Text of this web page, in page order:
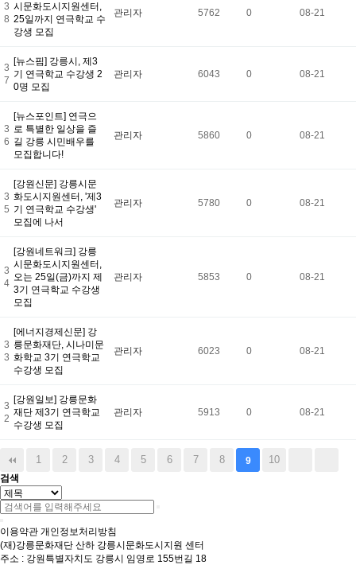
3
8
시문화도시지원센터,
25일까지 연극학교 수
강생 모집
관리자 5762 0 08-21
3
7
[뉴스핌] 강릉시, 제3
기 연극학교 수강생 2
0명 모집
관리자 6043 0 08-21
3
6
[뉴스포인트] 연극으
로 특별한 일상을 즐
길 강릉 시민배우를
모집합니다!
관리자 5860 0 08-21
3
5
[강원신문] 강릉시문
화도시지원센터, '제3
기 연극학교 수강생'
모집에 나서
관리자 5780 0 08-21
3
4
[강원네트워크] 강릉
시문화도시지원센터,
오는 25일(금)까지 제
3기 연극학교 수강생
모집
관리자 5853 0 08-21
3
3
[에너지경제신문] 강
릉문화재단, 시나미문
화학교 3기 연극학교
수강생 모집
관리자 6023 0 08-21
3
2
[강원일보] 강릉문화
재단 제3기 연극학교
수강생 모집
관리자 5913 0 08-21
1 2 3 4 5 6 7 8 9 10
검색
이용약관 개인정보처리방침
(재)강릉문화재단 산하 강릉시문화도시지원 센터
주소 : 강원특별자치도 강릉시 임영로 155번길 18